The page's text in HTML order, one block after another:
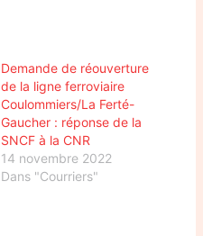
Demande de réouverture
de la ligne ferroviaire
Coulommiers/La Ferté-
Gaucher : réponse de la
SNCF à la CNR
14 novembre 2022
Dans "Courriers"